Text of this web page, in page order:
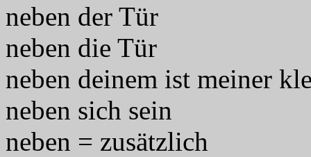
neben der Tür
neben die Tür
neben deinem ist meiner
neben sich sein
neben = zusätzlich